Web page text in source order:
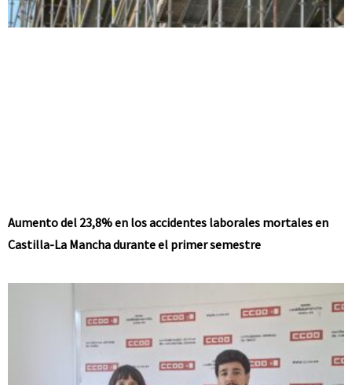
Aumento del 23,8% en los accidentes laborales mortales en
Castilla-La Mancha durante el primer semestre